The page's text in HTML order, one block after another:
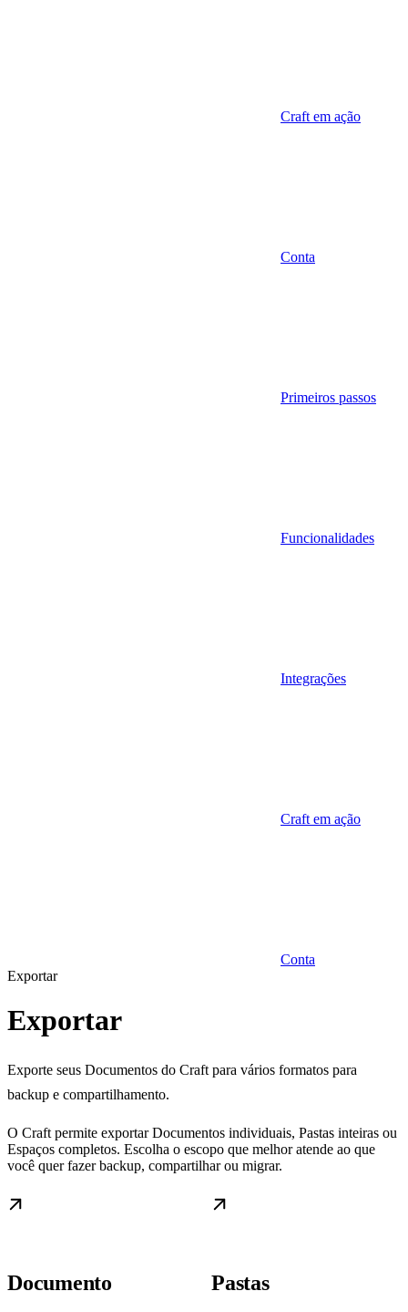
Craft em ação
Conta
Primeiros passos
Funcionalidades
Integrações
Craft em ação
Conta
Exportar
Exportar
Exporte seus Documentos do Craft para vários formatos para
backup e compartilhamento.
O Craft permite exportar Documentos individuais, Pastas inteiras ou
Espaços completos. Escolha o escopo que melhor atende ao que
você quer fazer backup, compartilhar ou migrar.
Documento Pastas